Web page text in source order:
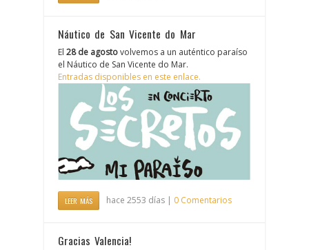
Náutico de San Vicente do Mar
El 28 de agostovolvemos a un auténtico paraíso
el Náutico de San Vicente do Mar.
Entradas disponibles en este enlace.
LEER MÁS hace 2553 días | 0 Comentarios
Gracias Valencia!